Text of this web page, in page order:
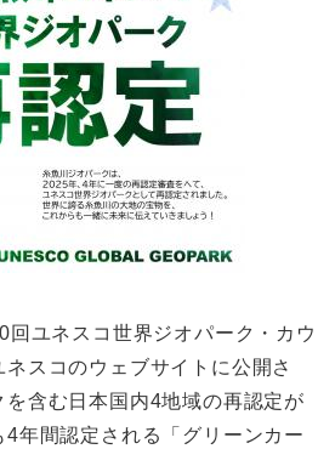
回ユネスコ世界ジオパーク・カウ
スコのウェブサイトに公開さ
含む日本国内4地域の再認定が
年間認定される「グリーンカー